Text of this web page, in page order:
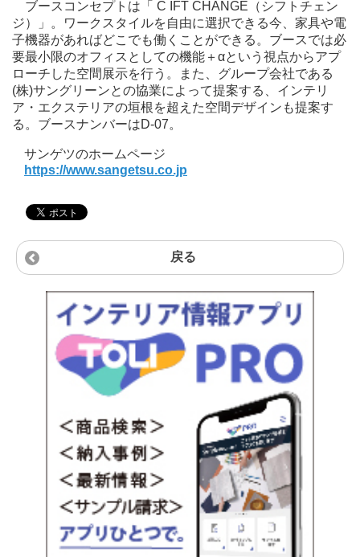
ブースコンセプトは「 C IFT CHANGE（シフトチェン
ジ）」。ワークスタイルを自由に選択できる今、家具や電
子機器があればどこでも働くことができる。ブースでは必
要最小限のオフィスとしての機能＋αという視点からアプ
ローチした空間展示を行う。また、グループ会社である
(株)サングリーンとの協業によって提案する、インテリ
ア・エクステリアの垣根を超えた空間デザインも提案す
る。ブースナンバーはD-07。
サンゲツのホームページ
https://www.sangetsu.co.jp
戻る